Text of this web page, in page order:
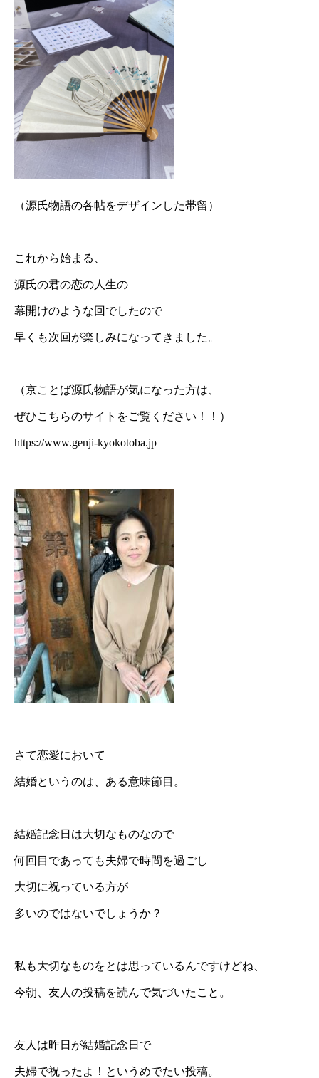
（源氏物語の各帖をデザインした帯留）
これから始まる、
源氏の君の恋の人生の
幕開けのような回でしたので
早くも次回が楽しみになってきました。
（京ことば源氏物語が気になった方は、
ぜひこちらのサイトをご覧ください！！）
https://www.genji-kyokotoba.jp
さて恋愛において
結婚というのは、ある意味節目。
結婚記念日は大切なものなので
何回目であっても夫婦で時間を過ごし
大切に祝っている方が
多いのではないでしょうか？
私も大切なものをとは思っているんですけどね、
今朝、友人の投稿を読んで気づいたこと。
友人は昨日が結婚記念日で
夫婦で祝ったよ！というめでたい投稿。